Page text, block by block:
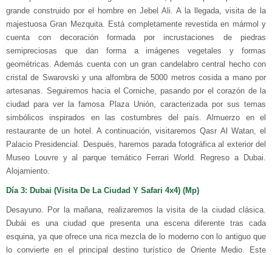
grande construido por el hombre en Jebel Ali. A la llegada, visita de la
majestuosa Gran Mezquita. Está completamente revestida en mármol y
cuenta con decoración formada por incrustaciones de piedras
semipreciosas que dan forma a imágenes vegetales y formas
geométricas. Además cuenta con un gran candelabro central hecho con
cristal de Swarovski y una alfombra de 5000 metros cosida a mano por
artesanas. Seguiremos hacia el Corniche, pasando por el corazón de la
ciudad para ver la famosa Plaza Unión, caracterizada por sus temas
simbólicos inspirados en las costumbres del país. Almuerzo en el
restaurante de un hotel. A continuación, visitaremos Qasr Al Watan, el
Palacio Presidencial. Después, haremos parada fotográfica al exterior del
Museo Louvre y al parque temático Ferrari World. Regreso a Dubai.
Alojamiento.
Día 3: Dubai (Visita De La Ciudad Y Safari 4x4) (Mp)
Desayuno. Por la mañana, realizaremos la visita de la ciudad clásica.
Dubái es una ciudad que presenta una escena diferente tras cada
esquina, ya que ofrece una rica mezcla de lo moderno con lo antiguo que
lo convierte en el principal destino turístico de Oriente Medio. Este